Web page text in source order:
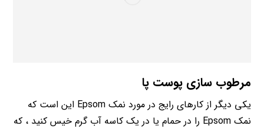
مرطوب سازی پوست پا
یکی دیگر از کارهای رایج در مورد نمک Epsom این است که
نمک Epsom را در حمام یا در یک کاسه آب گرم خیس کنید ، که